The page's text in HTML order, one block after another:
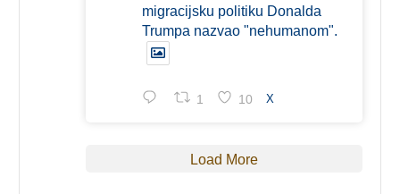
migracijsku politiku Donalda
Trumpa nazvao "nehumanom".
1 10 X
Load More